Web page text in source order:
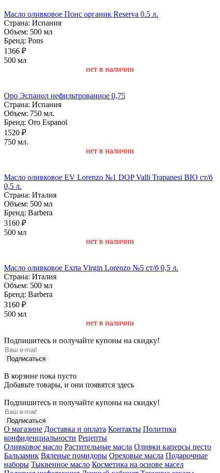
Масло оливковое Понс органик Reserva 0.5 л.
Страна: Испания
Объем: 500 мл
Бренд: Pons
1366 ₽
500 мл
нет в наличии
Оро Эспанол нефильтрованное 0,75
Страна: Испания
Объем: 750 мл.
Бренд: Oro Espanol
1520 ₽
750 мл.
нет в наличии
Масло оливковое EV Lorenzo №1 DOP Valli Trapanesi BIO ст/б
0,5 л.
Страна: Италия
Объем: 500 мл
Бренд: Barbera
3160 ₽
500 мл
нет в наличии
Масло оливковое Exrta Virgin Lorenzo №5 ст/б 0,5 л.
Страна: Италия
Объем: 500 мл
Бренд: Barbera
3160 ₽
500 мл
нет в наличии
Подпишитесь и получайте купоны на скидку!
В корзине пока пусто
Добавьте товары, и они появятся здесь
Подпишитесь и получайте купоны на скидку!
О магазине Доставка и оплата Контакты Политика
конфиденциальности Рецепты
Оливковое масло Растительные масла Оливки каперсы песто
Бальзамик Вяленые помидоры Ореховые масла Подарочные
наборы Тыквенное масло Косметика на основе масел